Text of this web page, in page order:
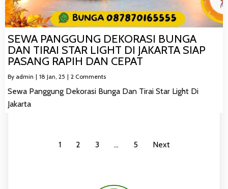
SEWA PANGGUNG DEKORASI BUNGA
DAN TIRAI STAR LIGHT DI JAKARTA SIAP
PASANG RAPIH DAN CEPAT
By admin | 18 Jan, 25 | 2 Comments
Sewa Panggung Dekorasi Bunga Dan Tirai Star Light Di
Jakarta
1 2 3 … 5 Next